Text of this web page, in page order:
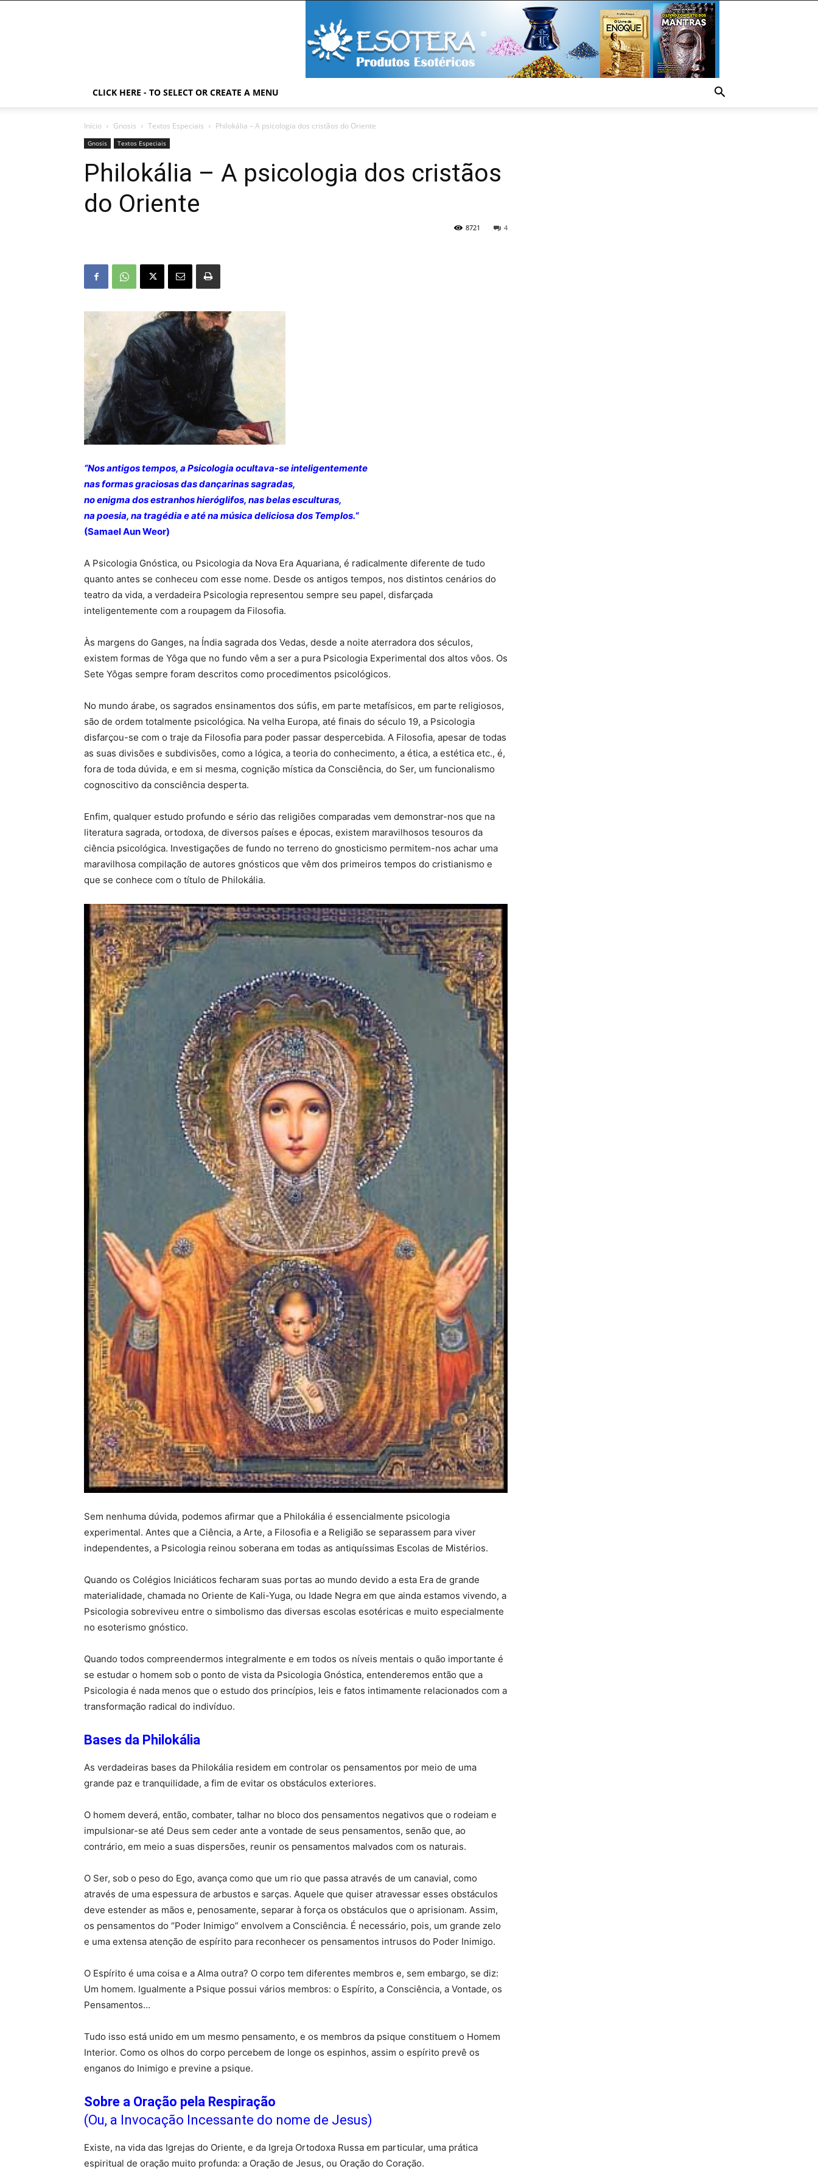
CLICK HERE - TO SELECT OR CREATE A MENU
Início Gnosis Textos Especiais Philokália – A psicologia dos cristãos do Oriente
Gnosis Textos Especiais
Philokália – A psicologia dos cristãos
do Oriente
4
8721
“Nos antigos tempos, a Psicologia ocultava-se inteligentemente
nas formas graciosas das dançarinas sagradas,
no enigma dos estranhoshieróglifos, nas belas esculturas,
na poesia, na tragédia e até na música deliciosa dos Templos.“
(Samael Aun Weor)
A Psicologia Gnóstica, ou Psicologia da Nova Era Aquariana, é radicalmente diferente de tudo
quanto antes se conheceu com esse nome. Desde os antigos tempos, nos distintos cenários do
teatro da vida, a verdadeira Psicologia representou sempre seu papel, disfarçada
inteligentemente com a roupagem da Filosofia.
Às margens do Ganges, na Índia sagrada dos Vedas, desde a noite aterradora dos séculos,
existem formas de Yôga que no fundo vêm a ser a pura Psicologia Experimental dos altos vôos. Os
Sete Yôgas sempre foram descritos como procedimentos psicológicos.
No mundo árabe, os sagrados ensinamentos dos súfis, em parte metafísicos, em parte religiosos,
são de ordem totalmente psicológica. Na velha Europa, até finais do século 19, a Psicologia
disfarçou-se com o traje da Filosofia para poder passar despercebida. A Filosofia, apesar de todas
as suas divisões e subdivisões, como a lógica, a teoria do conhecimento, a ética, a estética etc., é,
fora de toda dúvida, e em si mesma, cognição mística da Consciência, do Ser, um funcionalismo
cognoscitivo da consciência desperta.
Enfim, qualquer estudo profundo e sério das religiões comparadas vem demonstrar-nos que na
literatura sagrada, ortodoxa, de diversos países e épocas, existem maravilhosos tesouros da
ciência psicológica. Investigações de fundo no terreno do gnosticismo permitem-nos achar uma
maravilhosa compilação de autores gnósticos que vêm dos primeiros tempos do cristianismo e
que se conhece com o título de Philokália.
Sem nenhuma dúvida, podemos afirmar que a Philokália é essencialmente psicologia
experimental. Antes que a Ciência, a Arte, a Filosofia e a Religião se separassem para viver
independentes, a Psicologia reinou soberana em todas as antiquíssimas Escolas de Mistérios.
Quando os Colégios Iniciáticos fecharam suas portas ao mundo devido a esta Era de grande
materialidade, chamada no Oriente de Kali-Yuga, ou Idade Negra em que ainda estamos vivendo, a
Psicologia sobreviveu entre o simbolismo das diversas escolas esotéricas e muito especialmente
no esoterismo gnóstico.
Quando todos compreendermos integralmente e em todos os níveis mentais o quão importante é
se estudar o homem sob o ponto de vista da Psicologia Gnóstica, entenderemos então que a
Psicologia é nada menos que o estudo dos princípios, leis e fatos intimamente relacionados com a
transformação radical do indivíduo.
Bases da Philokália
As verdadeiras bases da Philokália residem em controlar os pensamentos por meio de uma
grande paz e tranquilidade, a fim de evitar os obstáculos exteriores.
O homem deverá, então, combater, talhar no bloco dos pensamentos negativos que o rodeiam e
impulsionar-se até Deus sem ceder ante a vontade de seus pensamentos, senão que, ao
contrário, em meio a suas dispersões, reunir os pensamentos malvados com os naturais.
O Ser, sob o peso do Ego, avança como que um rio que passa através de um canavial, como
através de uma espessura de arbustos e sarças. Aquele que quiser atravessar esses obstáculos
deve estender as mãos e, penosamente, separar à força os obstáculos que o aprisionam. Assim,
os pensamentos do “Poder Inimigo” envolvem a Consciência. É necessário, pois, um grande zelo
e uma extensa atenção de espírito para reconhecer os pensamentos intrusos do Poder Inimigo.
O Espírito é uma coisa e a Alma outra? O corpo tem diferentes membros e, sem embargo, se diz:
Um homem. Igualmente a Psique possui vários membros: o Espírito, a Consciência, a Vontade, os
Pensamentos…
Tudo isso está unido em um mesmo pensamento, e os membros da psique constituem o Homem
Interior. Como os olhos do corpo percebem de longe os espinhos, assim o espírito prevê os
enganos do Inimigo e previne a psique.
Sobre a Oração pela Respiração
(Ou, a Invocação Incessante do nome de Jesus)
Existe, na vida das Igrejas do Oriente, e da Igreja Ortodoxa Russa em particular, uma prática
espiritual de oração muito profunda: a Oração de Jesus, ou Oração do Coração.